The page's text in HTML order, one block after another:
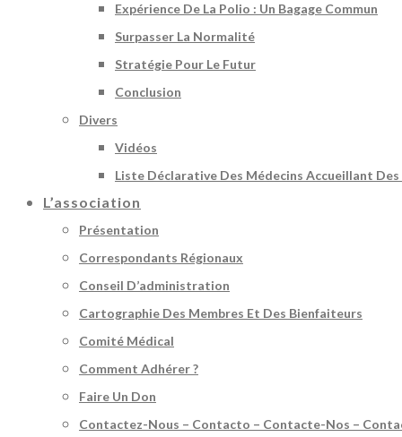
Expérience De La Polio : Un Bagage Commun
Surpasser La Normalité
Stratégie Pour Le Futur
Conclusion
Divers
Vidéos
Liste Déclarative Des Médecins Accueillant
L’association
Présentation
Correspondants Régionaux
Conseil D’administration
Cartographie Des Membres Et Des Bienfaiteurs
Comité Médical
Comment Adhérer ?
Faire Un Don
Contactez-Nous – Contacto – Contacte-Nos –